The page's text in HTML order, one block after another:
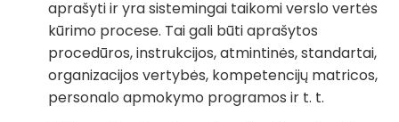
aprašyti ir yra sistemingai taikomi verslo vertės
kūrimo procese. Tai gali būti aprašytos
procedūros, instrukcijos, atmintinės, standartai,
organizacijos vertybės, kompetencijų matricos,
personalo apmokymo programos ir t. t.